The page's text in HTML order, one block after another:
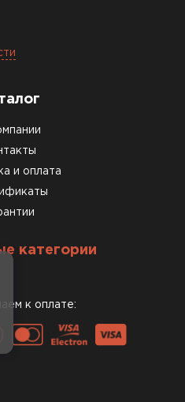
и оплата
категории
к оплате: